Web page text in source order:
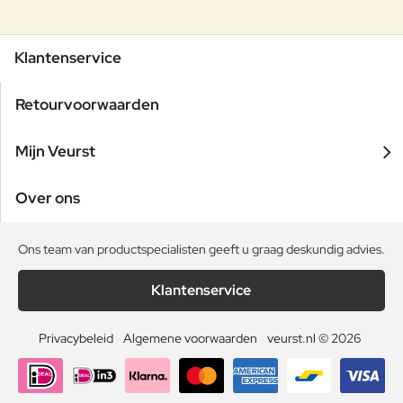
Klantenservice
Retourvoorwaarden
Mijn Veurst
Over ons
Ons team van productspecialisten geeft u graag deskundig advies.
Klantenservice
Privacybeleid Algemene voorwaarden veurst.nl © 2026